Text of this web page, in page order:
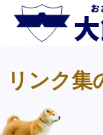
リンク集